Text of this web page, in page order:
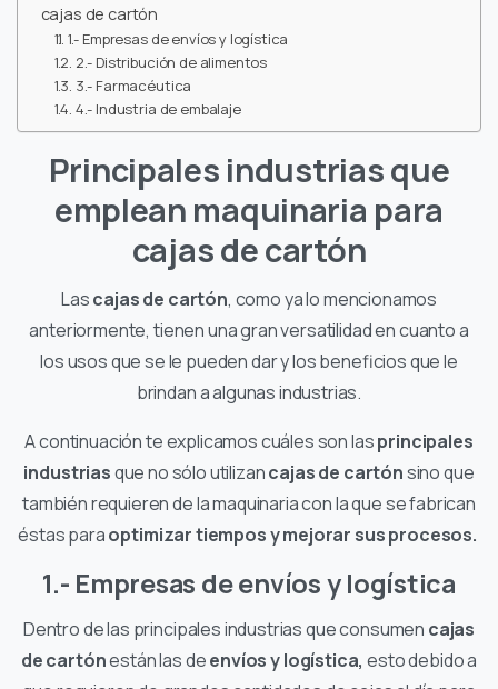
cajas de cartón
1.- Empresas de envíos y logística
2.- Distribución de alimentos
3.- Farmacéutica
4.- Industria de embalaje
Principales industrias que
emplean maquinaria para
cajas de cartón
Lascajas de cartón, como ya lo mencionamos
anteriormente, tienen una gran versatilidad en cuanto a
los usos que se le pueden dar y los beneficios que le
brindan a algunas industrias.
A continuación te explicamos cuáles son lasprincipales
industriasque no sólo utilizancajas de cartónsino que
también requieren de la maquinaria con la que se fabrican
éstas paraoptimizar tiempos y mejorar sus procesos.
1.- Empresas de envíos y logística
Dentro de las principales industrias que consumen cajas
de cartónestán las deenvíos y logística, esto debido a